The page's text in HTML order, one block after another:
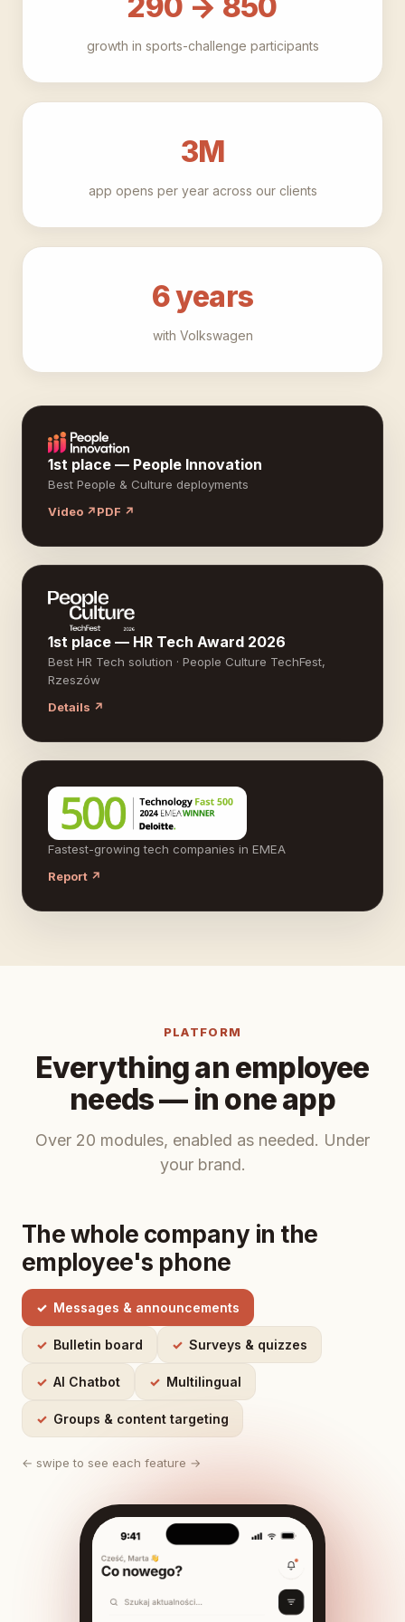
growth in sports-challenge participants
3M
app opens per year across our clients
6 years
with Volkswagen
1st place — People Innovation
Best People & Culture deployments
Video ↗PDF ↗
1st place — HR Tech Award 2026
Best HR Tech solution · People Culture TechFest,
Rzeszów
Details ↗
Fastest-growing tech companies in EMEA
Report ↗
PLATFORM
Everything an employee
needs — in one app
Over 20 modules, enabled as needed. Under
your brand.
The whole company in the
employee's phone
Messages & announcements
Bulletin board Surveys & quizzes
AI Chatbot Multilingual
Groups & content targeting
← swipe to see each feature →